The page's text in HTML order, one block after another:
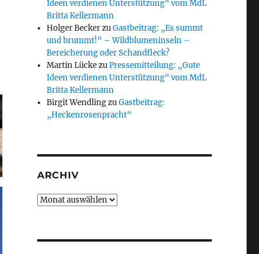
Ideen verdienen Unterstützung“ vom MdL
Britta Kellermann
Holger BeckerzuGastbeitrag: „Es summt
und brummt!“ – Wildblumeninseln –
Bereicherung oder Schandfleck?
Martin LückezuPressemitteilung: „Gute
Ideen verdienen Unterstützung“ vom MdL
Britta Kellermann
Birgit WendlingzuGastbeitrag:
„Heckenrosenpracht“
ARCHIV
Archiv